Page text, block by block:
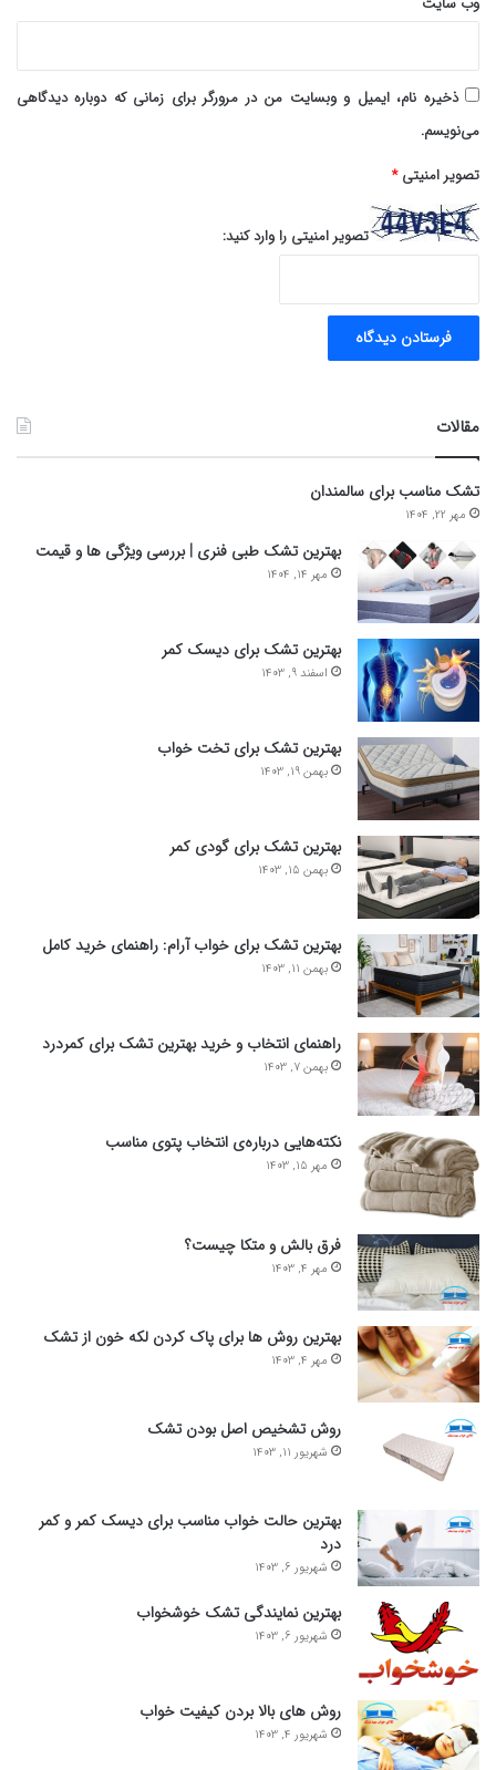
ذخیره نام، ایمیل و وبسایت من در مرورگر برای زمانی که دوباره دیدگاهی
می‌نویسم.
تصویر امنیتی*
تصویر امنیتی را وارد کنید:
مقالات
تشک مناسب برای سالمندان
مهر 22, 1404
بهترین تشک طبی فنری | بررسی ویژگی ها و قیمت
مهر 14, 1404
بهترین تشک برای دیسک کمر
اسفند 9, 1403
بهترین تشک برای تخت خواب
بهمن 19, 1403
بهترین تشک برای گودی کمر
بهمن 15, 1403
بهترین تشک برای خواب آرام: راهنمای خرید کامل
بهمن 11, 1403
راهنمای انتخاب و خرید بهترین تشک برای کمردرد
بهمن 7, 1403
نکته‌هایی درباره‌ی انتخاب پتوی مناسب
مهر 15, 1403
فرق بالش و متکا چیست؟
مهر 4, 1403
بهترین روش ها برای پاک کردن لکه خون از تشک
مهر 4, 1403
روش تشخیص اصل بودن تشک
شهریور 11, 1403
بهترین حالت خواب مناسب برای دیسک کمر و کمر
درد
شهریور 6, 1403
بهترین نمایندگی تشک خوشخواب
شهریور 6, 1403
روش های بالا بردن کیفیت خواب
شهریور 4, 1403